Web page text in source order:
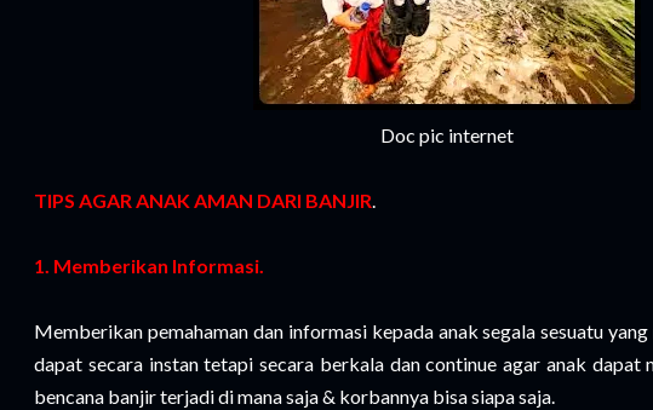
Doc pic internet
TIPS AGAR ANAK AMAN DARI BANJIR.
1. Memberikan Informasi.
Memberikan pemahaman dan informasi kepada anak segala sesuatu
dapat secara instan tetapi secara berkala dan continue agar anak dapat
bencana banjir terjadi di mana saja & korbannya bisa siapa saja.